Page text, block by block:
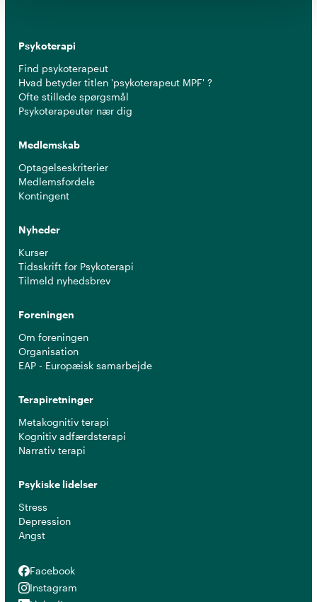
Psykoterapi
Find psykoterapeut
Hvad betyder titlen 'psykoterapeut MPF' ?
Ofte stillede spørgsmål
Psykoterapeuter nær dig
Medlemskab
Optagelseskriterier
Medlemsfordele
Kontingent
Nyheder
Kurser
Tidsskrift for Psykoterapi
Tilmeld nyhedsbrev
Foreningen
Om foreningen
Organisation
EAP - Europæisk samarbejde
Terapiretninger
Metakognitiv terapi
Kognitiv adfærdsterapi
Narrativ terapi
Psykiske lidelser
Stress
Depression
Angst
Facebook
Facebook
Instagram
Instagram